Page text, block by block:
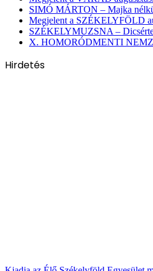
SIMÓ MÁRTON – Majka
Megjelent a SZÉKELYFÖLD
SZÉKELYMUZSNA –
X. HOMORÓDMENTI
Hirdetés